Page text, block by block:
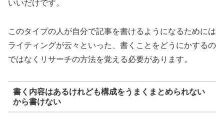
いいだけです。
このタイプの人が自分で記事を書けるようになるためには
ライティングが云々といった、書くことをどうにかするの
ではなくリサーチの方法を覚える必要があります。
書く内容はあるけれども構成をうまくまとめられない
から書けない